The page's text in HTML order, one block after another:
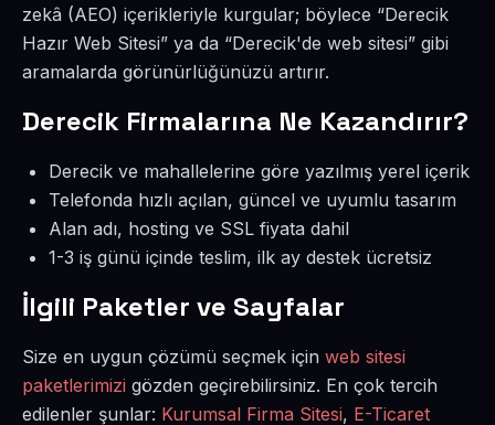
zekâ (AEO) içerikleriyle kurgular; böylece “Derecik
Hazır Web Sitesi” ya da “Derecik'de web sitesi” gibi
aramalarda görünürlüğünüzü artırır.
Derecik Firmalarına Ne Kazandırır?
Derecik ve mahallelerine göre yazılmış yerel içerik
Telefonda hızlı açılan, güncel ve uyumlu tasarım
Alan adı, hosting ve SSL fiyata dahil
1-3 iş günü içinde teslim, ilk ay destek ücretsiz
İlgili Paketler ve Sayfalar
Size en uygun çözümü seçmek için web sitesi
paketlerimizi gözden geçirebilirsiniz. En çok tercih
edilenler şunlar: Kurumsal Firma Sitesi, E-Ticaret